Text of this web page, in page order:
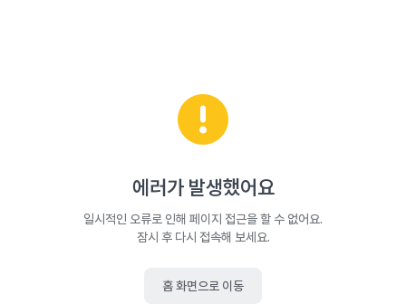
에러가 발생했어요
일시적인 오류로 인해 페이지 접근을 할 수 없어요.
잠시 후 다시 접속해 보세요.
홈 화면으로 이동